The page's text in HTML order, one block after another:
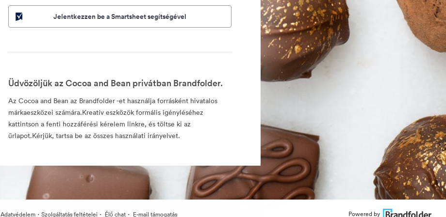
Jelentkezzen be a Smartsheet segítségével
Üdvözöljük az Cocoa and Bean privátban Brandfolder.
Az Cocoa and Bean az Brandfolder -et használja forrásként hivatalos
márkaeszközei számára.Kreatív eszközök formális igényléséhez
kattintson a fenti hozzáférési kérelem linkre, és töltse ki az
űrlapot.Kérjük, tartsa be az összes használati irányelvet.
Adatvédelem · Szolgáltatás feltételei · Élő chat · E-mail támogatás Powered by